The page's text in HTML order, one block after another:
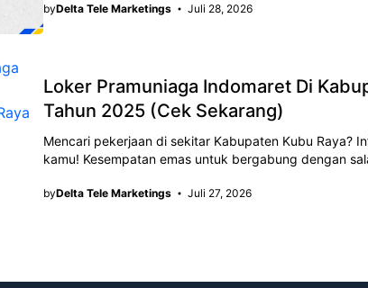
byDelta Tele Marketings Juli 28, 2026
Loker Pramuniaga Indomaret Di
Tahun 2025 (Cek Sekarang)
Mencari pekerjaan di sekitar Kabupaten Kubu Raya?
kamu! Kesempatan emas untuk bergabung dengan
byDelta Tele Marketings Juli 27, 2026